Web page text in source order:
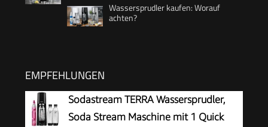
Wassersprudler kaufen: Worauf
achten?
EMPFEHLUNGEN
Sodastream TERRA Wassersprudler,
Soda Stream Maschine mit 1 Quick